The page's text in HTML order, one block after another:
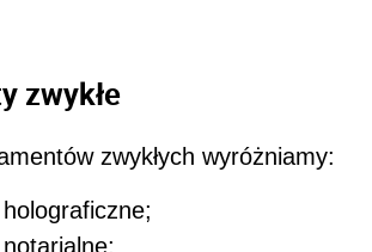
zwykłe
zwykłych wyróżniamy: